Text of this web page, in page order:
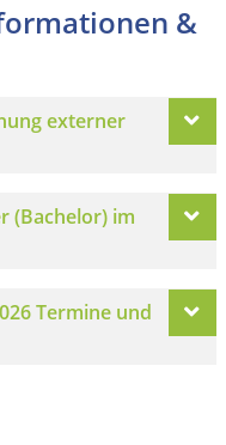
&
externer
(Bachelor) im
Termine und